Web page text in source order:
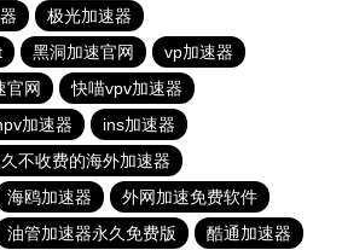
极光加速器
黑洞加速官网
vp加速器
官网
快喵vpv加速器
加速器
ins加速器
不收费的海外加速器
海鸥加速器
外网加速免费软件
油管加速器永久免费版 酷通加速器